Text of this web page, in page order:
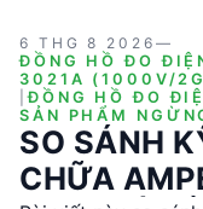
6 THG 8 2026 —
ĐỒNG HỒ ĐO
3021A (1000V/
|ĐỒNG HỒ ĐO
SẢN PHẨM
SO SÁNH
CHỮA